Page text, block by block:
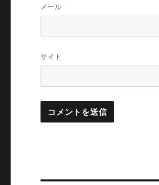
メール
サイト